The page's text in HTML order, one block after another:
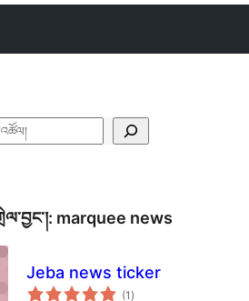
marquee news
Jeba news ticker
(1 གདེང་
)